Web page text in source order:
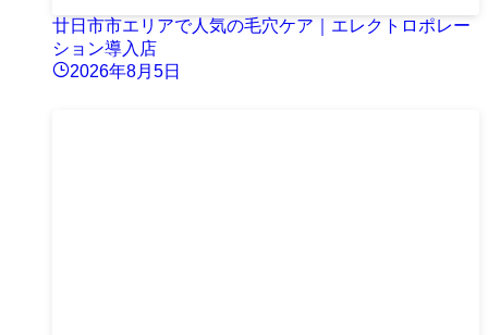
廿日市市エリアで人気の毛穴ケア｜エレクトロポレー
ション導入店
2026年8月5日